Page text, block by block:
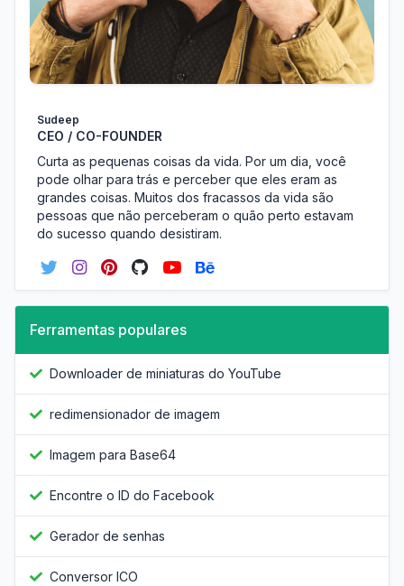
Sudeep
CEO / CO-FOUNDER
Curta as pequenas coisas da vida. Por um dia, você
pode olhar para trás e perceber que eles eram as
grandes coisas. Muitos dos fracassos da vida são
pessoas que não perceberam o quão perto estavam
do sucesso quando desistiram.
Ferramentas populares
Downloader de miniaturas do YouTube
redimensionador de imagem
Imagem para Base64
Encontre o ID do Facebook
Gerador de senhas
Conversor ICO